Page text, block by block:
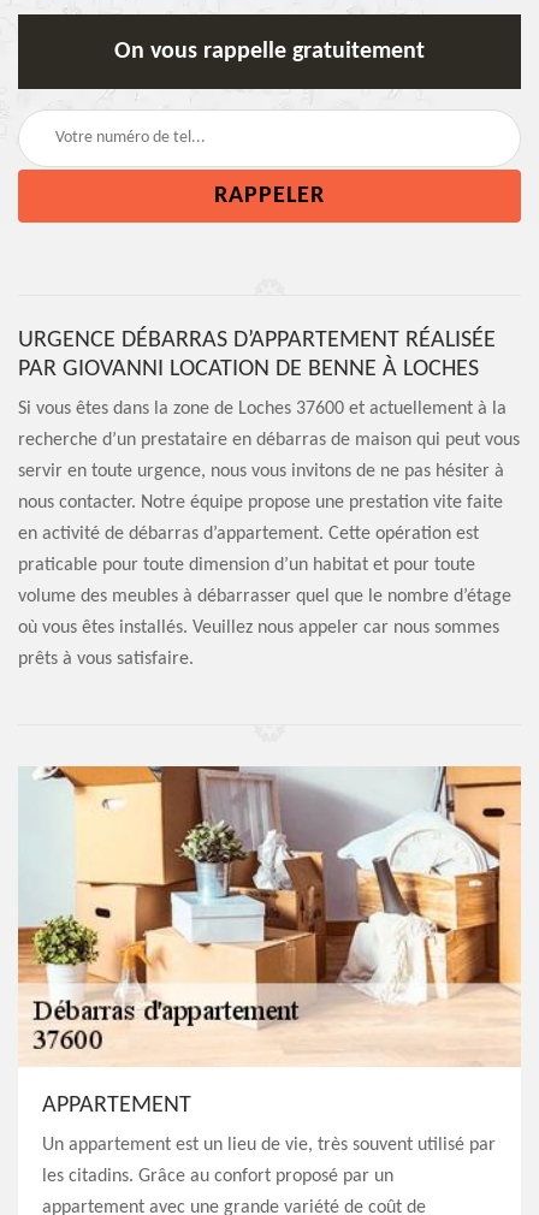
On vous rappelle gratuitement
URGENCE DÉBARRAS D’APPARTEMENT RÉALISÉE
PAR GIOVANNI LOCATION DE BENNE À LOCHES
Si vous êtes dans la zone de Loches 37600 et actuellement à la
recherche d’un prestataire en débarras de maison qui peut vous
servir en toute urgence, nous vous invitons de ne pas hésiter à
nous contacter. Notre équipe propose une prestation vite faite
en activité de débarras d’appartement. Cette opération est
praticable pour toute dimension d’un habitat et pour toute
volume des meubles à débarrasser quel que le nombre d’étage
où vous êtes installés. Veuillez nous appeler car nous sommes
prêts à vous satisfaire.
APPARTEMENT
Un appartement est un lieu de vie, très souvent utilisé par
les citadins. Grâce au confort proposé par un
appartement avec une grande variété de coût de